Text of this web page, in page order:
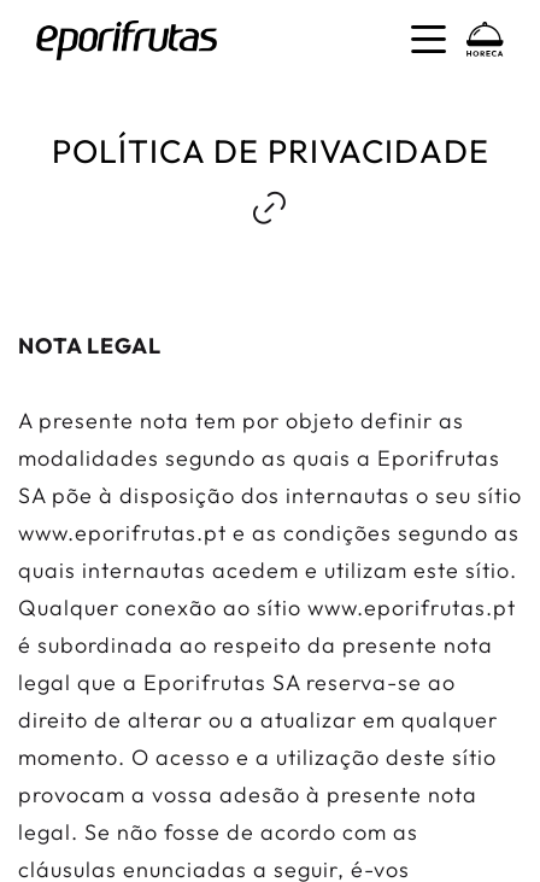
POLÍTICA DE PRIVACIDADE
NOTA LEGAL
A presente nota tem por objeto definir as
modalidades segundo as quais a Eporifrutas
SA põe à disposição dos internautas o seu sítio
www.eporifrutas.pt e as condições segundo as
quais internautas acedem e utilizam este sítio.
Qualquer conexão ao sítio www.eporifrutas.pt
é subordinada ao respeito da presente nota
legal que a Eporifrutas SA reserva-se ao
direito de alterar ou a atualizar em qualquer
momento. O acesso e a utilização deste sítio
provocam a vossa adesão à presente nota
legal. Se não fosse de acordo com as
cláusulas enunciadas a seguir, é-vos